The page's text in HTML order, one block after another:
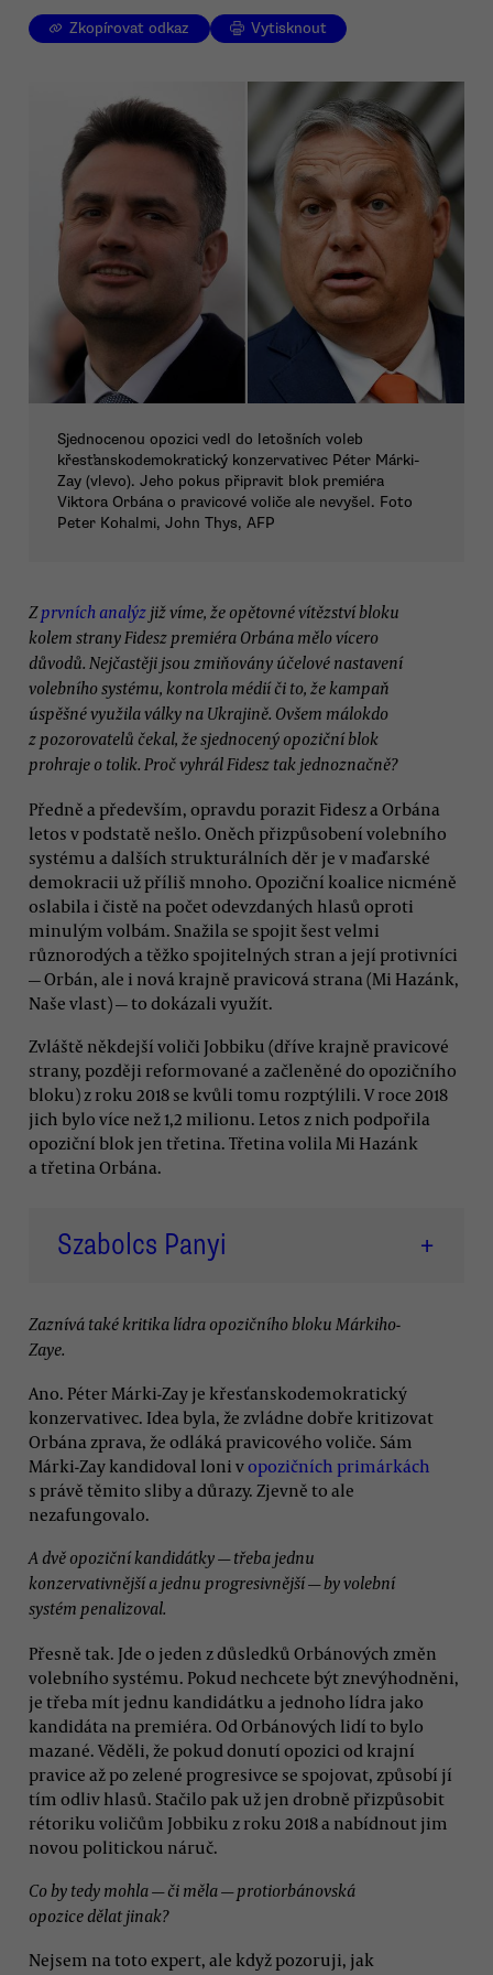
Zkopírovat odkaz Vytisknout
Sjednocenou opozici vedl do letošních voleb
křesťanskodemokratický konzervativec Péter Márki-
Zay (vlevo). Jeho pokus připravit blok premiéra
Viktora Orbána o pravicové voliče ale nevyšel. Foto
Peter Kohalmi, John Thys, AFP
Zprvních analýz již víme, že opětovné vítězství bloku
kolem strany Fidesz premiéra Orbána mělo vícero
důvodů. Nejčastěji jsou zmiňovány účelové nastavení
volebního systému, kontrola médií či to, že kampaň
úspěšné využila války na Ukrajině. Ovšem málokdo
z pozorovatelů čekal, že sjednocený opoziční blok
prohraje o tolik. Proč vyhrál Fidesz tak jednoznačně?
Předně a především, opravdu porazit Fidesz a Orbána
letos v podstatě nešlo. Oněch přizpůsobení volebního
systému a dalších strukturálních děr je v maďarské
demokracii už příliš mnoho. Opoziční koalice nicméně
oslabila i čistě na počet odevzdaných hlasů oproti
minulým volbám. Snažila se spojit šest velmi
různorodých a těžko spojitelných stran a její protivníci
— Orbán, ale i nová krajně pravicová strana (Mi Hazánk,
Naše vlast) — to dokázali využít.
Zvláště někdejší voliči Jobbiku (dříve krajně pravicové
strany, později reformované a začleněné do opozičního
bloku) z roku 2018 se kvůli tomu rozptýlili. V roce 2018
jich bylo více než 1,2 milionu. Letos z nich podpořila
opoziční blok jen třetina. Třetina volila Mi Hazánk
a třetina Orbána.
Szabolcs Panyi +
Zaznívá také kritika lídra opozičního bloku Márkiho-
Zaye.
Ano. Péter Márki-Zay je křesťanskodemokratický
konzervativec. Idea byla, že zvládne dobře kritizovat
Orbána zprava, že odláká pravicového voliče. Sám
Márki-Zay kandidoval loni vopozičních primárkách
s právě těmito sliby a důrazy. Zjevně to ale
nezafungovalo.
A dvě opoziční kandidátky — třeba jednu
konzervativnější a jednu progresivnější — by volební
systém penalizoval.
Přesně tak. Jde o jeden z důsledků Orbánových změn
volebního systému. Pokud nechcete být znevýhodněni,
je třeba mít jednu kandidátku a jednoho lídra jako
kandidáta na premiéra. Od Orbánových lidí to bylo
mazané. Věděli, že pokud donutí opozici od krajní
pravice až po zelené progresivce se spojovat, způsobí jí
tím odliv hlasů. Stačilo pak už jen drobně přizpůsobit
rétoriku voličům Jobbiku z roku 2018 a nabídnout jim
novou politickou náruč.
Co by tedy mohla — či měla — protiorbánovská
opozice dělat jinak?
Nejsem na toto expert, ale když pozoruji, jak